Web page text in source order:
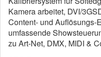
Kamera arbeitet, DVI/
Content- und
umfassende
zu Art-Net, DMX, MIDI &